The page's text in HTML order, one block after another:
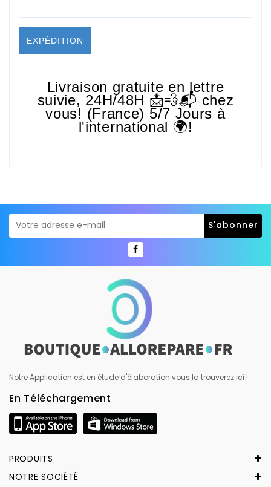
EXPÉDITION
Livraison gratuite en lettre
suivie, 24H/48H 📩💨📬 chez
vous! (France) 5/7 Jours à
l'international 🌍!
Notre Application est en étude d'élaboration vous la trouverez ici !
En Téléchargement
PRODUITS
NOTRE SOCIÉTÉ